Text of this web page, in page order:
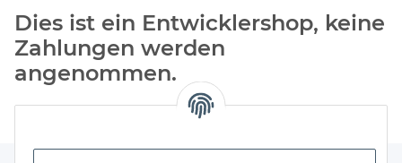
Dies ist ein Entwicklershop, keine
Zahlungen werden
angenommen.